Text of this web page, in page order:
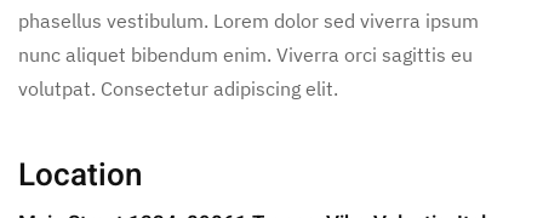
phasellus vestibulum. Lorem dolor sed viverra ipsum
nunc aliquet bibendum enim. Viverra orci sagittis eu
volutpat. Consectetur adipiscing elit.
Location